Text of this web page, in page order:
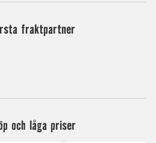
fraktpartner
och låga priser